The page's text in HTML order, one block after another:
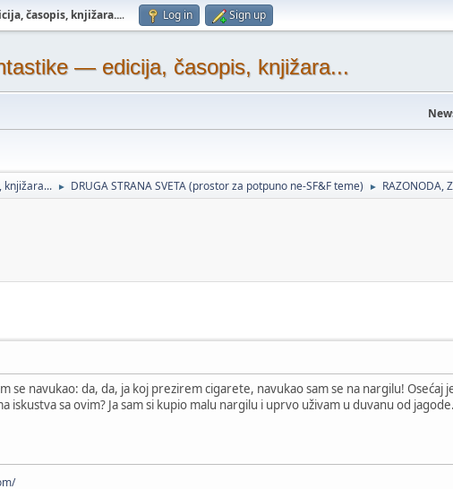
časopis, knjižara.... Log in Sign up
— edicija, časopis, knjižara...
knjižara... ► DRUGA STRANA SVETA (prostor za potpuno ne-SF&F teme) ► RAZONODA,
se navukao: da, da, ja koj prezirem cigarete, navukao sam se na nargilu!
iskustva sa ovim? Ja sam si kupio malu nargilu i uprvo uživam u duvanu od